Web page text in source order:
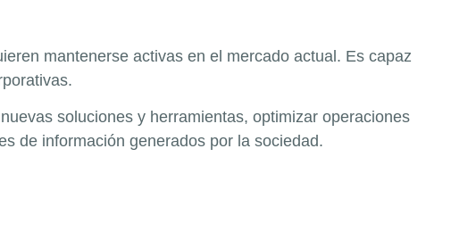
mantenerse activas en el mercado actual. Es capaz
soluciones y herramientas, optimizar operaciones
de información generados por la sociedad.